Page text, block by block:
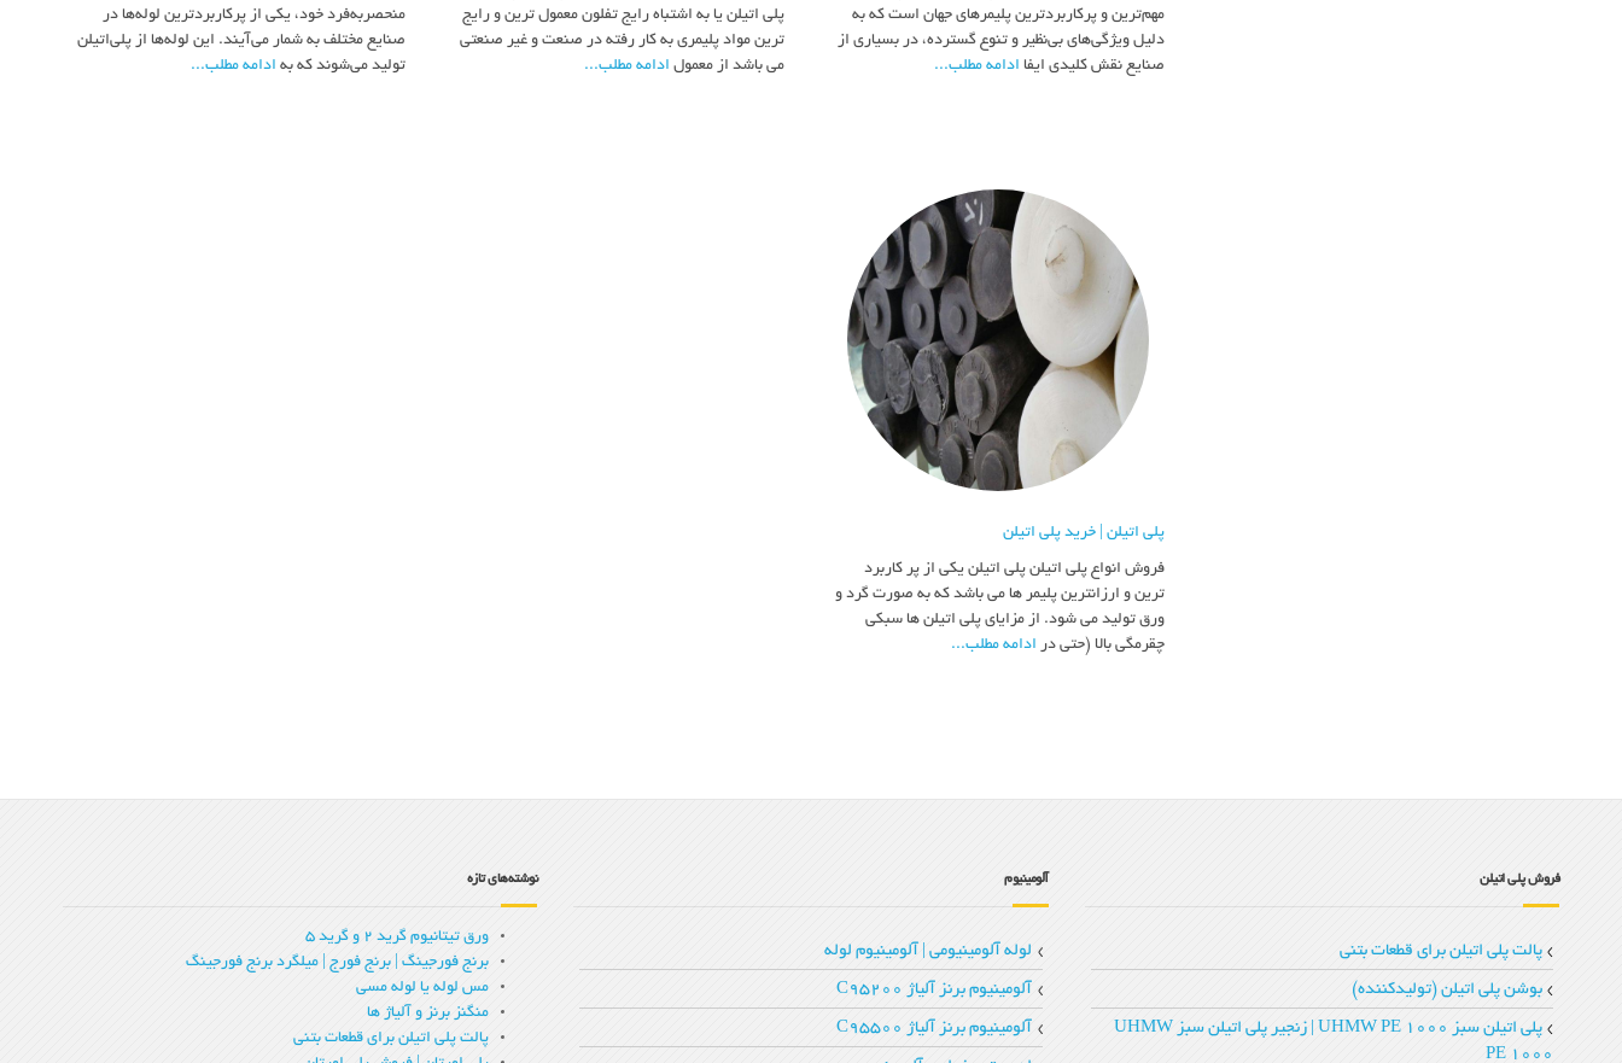
مهم‌ترین و پرکاربردترین پلیمرهای جهان است که به
دلیل ویژگی‌های بی‌نظیر و تنوع گسترده، در بسیاری از
صنایع نقش کلیدی ایفا ادامه مطلب...
پلی اتیلن یا به اشتباه رایج تفلون معمول ترین و رایج
ترین مواد پلیمری به کار رفته در صنعت و غیر صنعتی
می باشد از معمول ادامه مطلب...
منحصربه‌فرد خود، یکی از پرکاربردترین لوله‌ها در
صنایع مختلف به شمار می‌آیند. این لوله‌ها از پلی‌اتیلن
تولید می‌شوند که به ادامه مطلب...
پلی اتیلن | خرید پلی اتیلن
فروش انواع پلی اتیلن پلی اتیلن یکی از پر کاربرد
ترین و ارزانترین پلیمر ها می باشد که به صورت گرد و
ورق تولید می شود. از مزایای پلی اتیلن ها سبکی
چقرمگی بالا (حتی در ادامه مطلب...
فروش پلی اتیلن
پالت پلی اتیلن برای قطعات بتنی
بوشن پلی اتیلن (تولیدکننده)
پلی اتیلن سبز UHMW PE 1000 | زنجیر پلی‌ اتیلن سبز UHMW
PE 1000
آلومینیوم
لوله آلومینیومی | آلومینیوم لوله
آلومینیوم برنز آلیاژ C95200
آلومینیوم برنز آلیاژ C95500
نوشته‌های تازه
ورق تیتانیوم گرید 2 و گرید 5
برنج فورجینگ | برنج فورج | میلگرد برنج فورجینگ
مس لوله یا لوله مسی
منگنز برنز و آلیاژ ها
پالت پلی اتیلن برای قطعات بتنی